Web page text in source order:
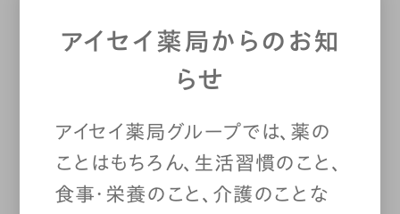
たとえば、血液を固まりにくく
してサラサラにする「ワルファ
Kを多く含む納豆やクロレ
ラ、青汁と一緒にとると、お薬
アイセイ薬局からのお知
らせ
アイセイ薬局グループでは、薬の
ことはもちろん、生活習慣のこと、
食事・栄養のこと、介護のことな